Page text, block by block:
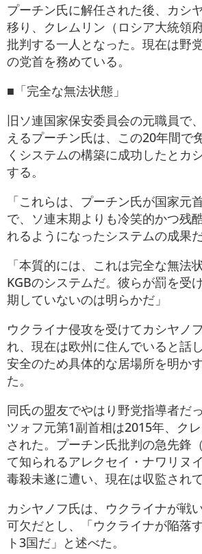
プーチン氏に解任された後、カシ
移り、クレムリン（ロシア大統領
批判する一人となった。現在は野
の党首を務めている。
■「完全な無法状態」
旧ソ連国家保安委員会の元職員で
えるプーチン氏は、この20年間で
くシステムの構築に成功したとカ
する。
「これらは、プーチン氏が国家元
で、ソ連末期よりも冷笑的かつ残
れるようになったシステムの成果だ
「本質的には、これは完全な無法
KGBのシステムだ。彼らが罰を受
期していないのは明らかだ」
ウクライナ侵攻を受けてカシヤノ
れ、現在は欧州に住んでいると話
安全のため具体的な居場所を明か
た。
同氏の盟友でやはり野党指導者だ
ツォフ元第1副首相は2015年、ク
された。プーチン氏批判の急先鋒
て知られるアレクセイ・ナワリヌ
毒殺未遂に遭い、現在は収監されて
カシヤノフ氏は、ウクライナが戦
可欠だとし、「ウクライナが陥落
ト3国だ」と述べた。